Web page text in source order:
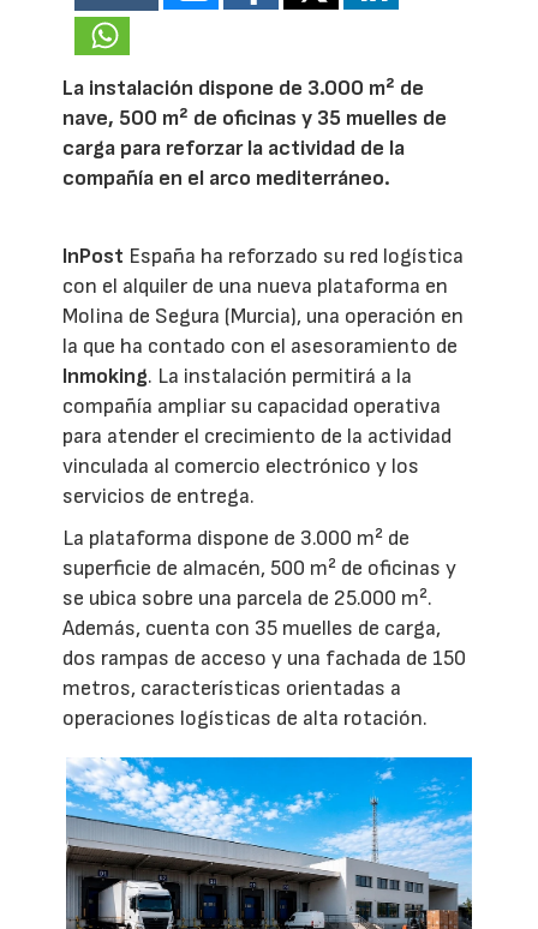
La instalación dispone de 3.000 m² de
nave, 500 m² de oficinas y 35 muelles de
carga para reforzar la actividad de la
compañía en el arco mediterráneo.
InPost España ha reforzado su red logística
con el alquiler de una nueva plataforma en
Molina de Segura (Murcia), una operación en
la que ha contado con el asesoramiento de
Inmoking. La instalación permitirá a la
compañía ampliar su capacidad operativa
para atender el crecimiento de la actividad
vinculada al comercio electrónico y los
servicios de entrega.
La plataforma dispone de 3.000 m² de
superficie de almacén, 500 m² de oficinas y
se ubica sobre una parcela de 25.000 m².
Además, cuenta con 35 muelles de carga,
dos rampas de acceso y una fachada de 150
metros, características orientadas a
operaciones logísticas de alta rotación.